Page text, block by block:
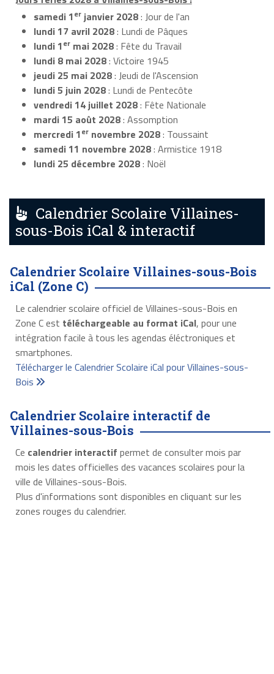
samedi 1er janvier 2028: Jour de l'an
lundi 17 avril 2028: Lundi de Pâques
lundi 1er mai 2028: Fête du Travail
lundi 8 mai 2028: Victoire 1945
jeudi 25 mai 2028: Jeudi de l'Ascension
lundi 5 juin 2028: Lundi de Pentecôte
vendredi 14 juillet 2028: Fête Nationale
mardi 15 août 2028: Assomption
mercredi 1er novembre 2028: Toussaint
samedi 11 novembre 2028: Armistice 1918
lundi 25 décembre 2028: Noël
Calendrier Scolaire Villaines-
sous-Bois iCal & interactif
Calendrier Scolaire Villaines-sous-Bois
iCal (Zone C)
Le calendrier scolaire officiel de Villaines-sous-Bois en
Zone C est téléchargeable au format iCal, pour une
intégration facile à tous les agendas éléctroniques et
smartphones.
Télécharger le Calendrier Scolaire iCal pour Villaines-sous-
Bois
Calendrier Scolaire interactif de
Villaines-sous-Bois
Ce calendrier interactif permet de consulter mois par
mois les dates officielles des vacances scolaires pour la
ville de Villaines-sous-Bois.
Plus d'informations sont disponibles en cliquant sur les
zones rouges du calendrier.